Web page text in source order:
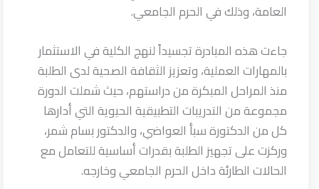
العامة، وذلك في الحرم الجامعي.
جاءت هذه المبادرة تجسيداً لنهج الكلية في الاستثمار
بالمهارات العملية، وتعزيز الثقافة الصحية لدى الطلبة
منذ المراحل المبكرة من دراستهم، حيث شملت الدورة
مجموعة من التدريبات التطبيقية الحيوية التي أدارها
كل من الدكتورة سبأ العواضي، والدكتور بسام شمر،
وركزت على تجهيز الطلبة بقدرات أساسية للتعامل مع
الحالات الطارئة داخل الحرم الجامعي وخارجه.